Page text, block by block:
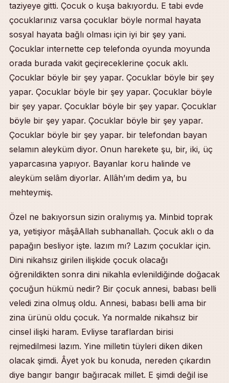
taziyeye gitti. Çocuk o kuşa bakıyordu. E tabi evde
çocuklarınız varsa çocuklar böyle normal hayata
sosyal hayata bağlı olması için iyi bir şey yani.
Çocuklar internette cep telefonda oyunda moyunda
orada burada vakit geçireceklerine çocuk aklı.
Çocuklar böyle bir şey yapar. Çocuklar böyle bir şey
yapar. Çocuklar böyle bir şey yapar. Çocuklar böyle
bir şey yapar. Çocuklar böyle bir şey yapar. Çocuklar
böyle bir şey yapar. Çocuklar böyle bir şey yapar.
Çocuklar böyle bir şey yapar. bir telefondan bayan
selamın aleyküm diyor. Onun harekete şu, bir, iki, üç
yaparcasına yapıyor. Bayanlar koru halinde ve
aleyküm selâm diyorlar. Allâh’ım dedim ya, bu
mehteymiş.
Özel ne bakıyorsun sizin oralıymış ya. Minbid toprak
ya, yetişiyor mâşâAllah subhanallah. Çocuk aklı o da
papağın besliyor işte. lazım mı? Lazım çocuklar için.
Dini nikahsız girilen ilişkide çocuk olacağı
öğrenildikten sonra dini nikahla evlenildiğinde doğacak
çocuğun hükmü nedir? Bir çocuk annesi, babası belli
veledi zina olmuş oldu. Annesi, babası belli ama bir
zina ürünü oldu çocuk. Ya normalde nikahsız bir
cinsel ilişki haram. Evliyse taraflardan birisi
rejmedilmesi lazım. Yine milletin tüyleri diken diken
olacak şimdi. Âyet yok bu konuda, nereden çıkardın
diye bangır bangır bağıracak millet. E şimdi değil ise